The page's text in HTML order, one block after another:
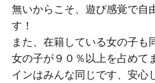
無いからこそ、遊び感覚で自
す！
また、在籍している女の子も
女の子が９０％以上を占めて
インはみんな同じです、安心